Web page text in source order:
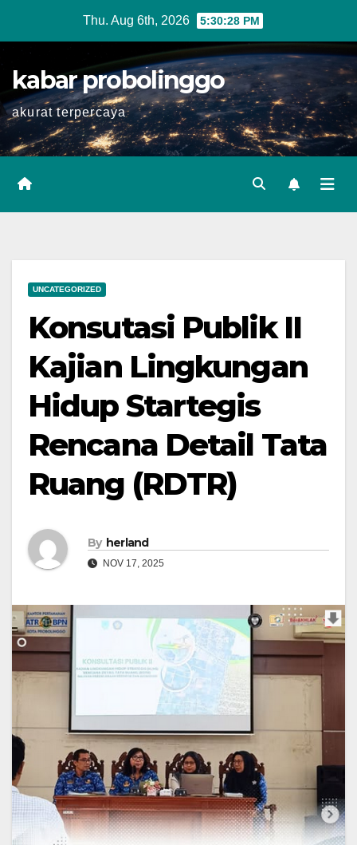
Thu. Aug 6th, 2026 5:30:29 PM
kabar probolinggo
akurat terpercaya
UNCATEGORIZED
Konsutasi Publik II
Kajian Lingkungan
Hidup Startegis
Rencana Detail Tata
Ruang (RDTR)
By herland
NOV 17, 2025